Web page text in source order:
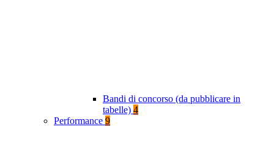
Bandi di concorso (da pubblicare in
tabelle) 4
Performance 9